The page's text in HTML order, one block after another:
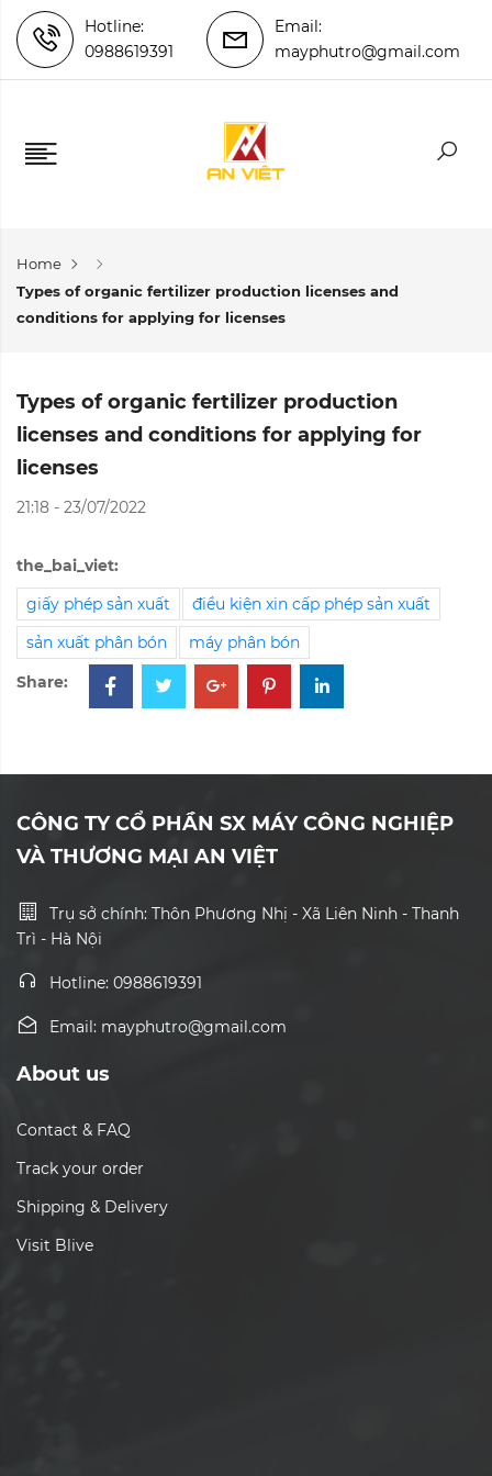
Hotline:
0988619391
Email:
mayphutro@gmail.com
Home
Types of organic fertilizer production licenses and
conditions for applying for licenses
Types of organic fertilizer production
licenses and conditions for applying for
licenses
21:18 - 23/07/2022
the_bai_viet:
giấy phép sản xuất
điều kiện xin cấp phép sản xuất
sản xuất phân bón
máy phân bón
Share:
CÔNG TY CỔ PHẦN SX MÁY CÔNG NGHIỆP
VÀ THƯƠNG MẠI AN VIỆT
Trụ sở chính: Thôn Phương Nhị - Xã Liên Ninh - Thanh
Trì - Hà Nội
Hotline: 0988619391
Email: mayphutro@gmail.com
About us
Contact & FAQ
Track your order
Shipping & Delivery
Visit Blive